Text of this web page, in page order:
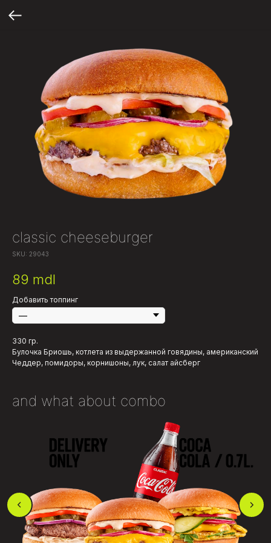
сlassic cheeseburger
SKU: 29043
89 mdl
Добавить топпинг
330 гр.
Булочка Бриошь, котлета из выдержанной говядины, американский
Чеддер, помидоры, корнишоны, лук, салат айсберг
and what about combo